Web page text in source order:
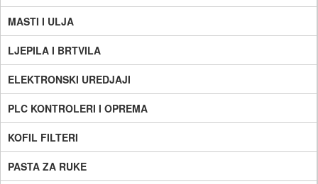
MASTI I ULJA
LJEPILA I BRTVILA
ELEKTRONSKI UREDJAJI
PLC KONTROLERI I OPREMA
KOFIL FILTERI
PASTA ZA RUKE